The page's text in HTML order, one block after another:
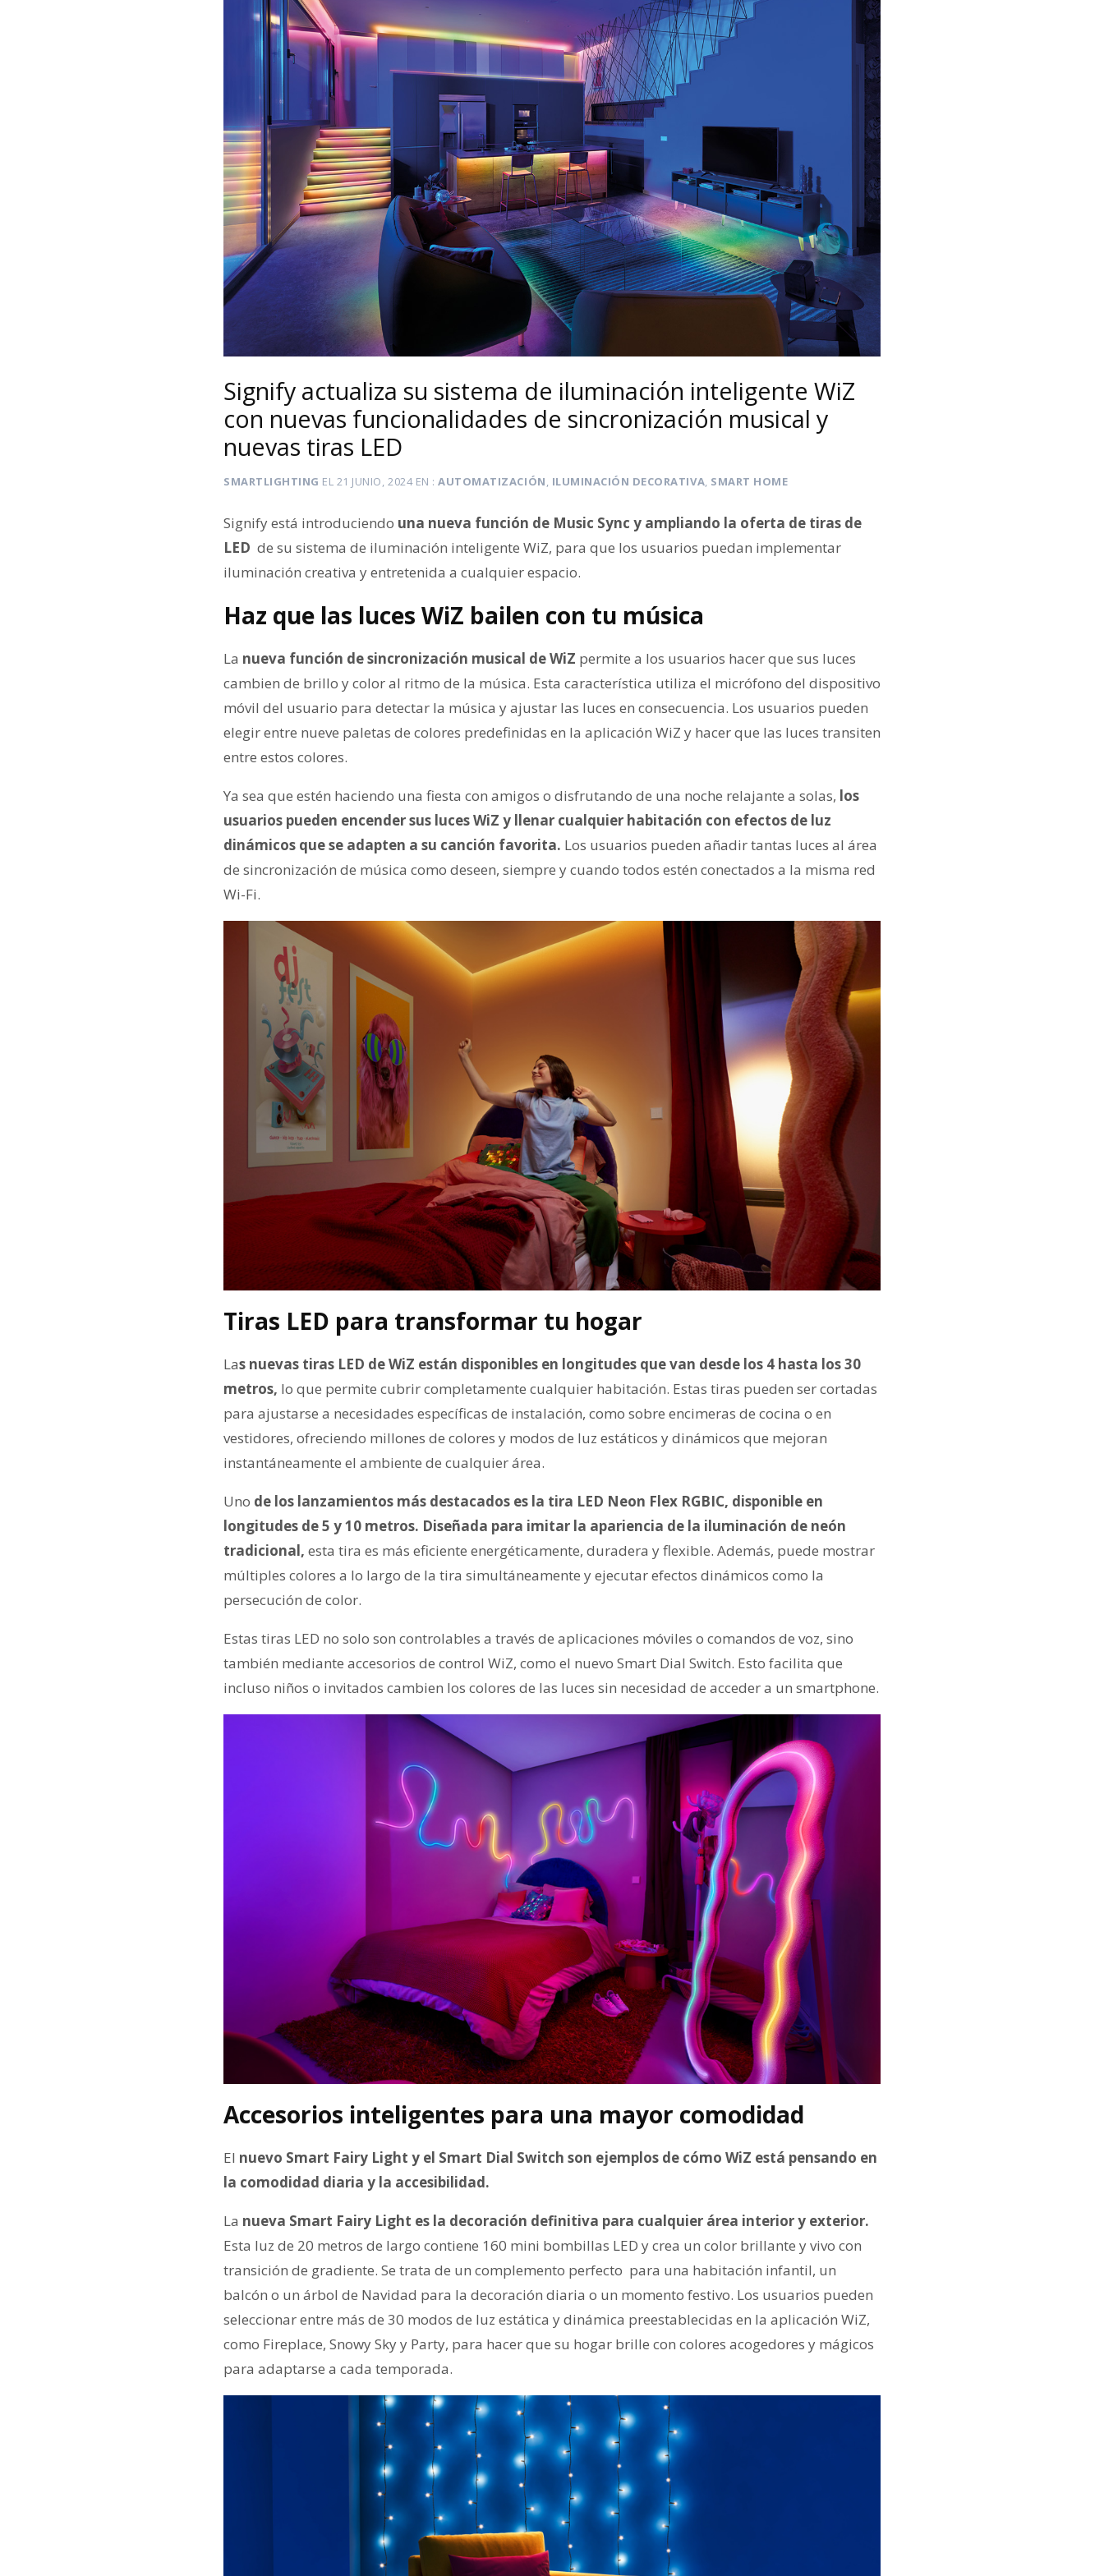
Signify actualiza su sistema de iluminación inteligente WiZ
con nuevas funcionalidades de sincronización musical y
nuevas tiras LED
SMARTLIGHTING EL 21 JUNIO, 2024EN AUTOMATIZACIÓN, ILUMINACIÓN DECORATIVA, SMART HOME
Signify está introduciendo una nueva función de Music Sync y ampliando la oferta de tiras de
LED de su sistema de iluminación inteligente WiZ, para que los usuarios puedan implementar
iluminación creativa y entretenida a cualquier espacio.
Haz que las luces WiZ bailen con tu música
La nueva función de sincronización musical de WiZ permite a los usuarios hacer que sus luces
cambien de brillo y color al ritmo de la música. Esta característica utiliza el micrófono del dispositivo
móvil del usuario para detectar la música y ajustar las luces en consecuencia. Los usuarios pueden
elegir entre nueve paletas de colores predefinidas en la aplicación WiZ y hacer que las luces transiten
entre estos colores.
Ya sea que estén haciendo una fiesta con amigos o disfrutando de una noche relajante a solas, los
usuarios pueden encender sus luces WiZ y llenar cualquier habitación con efectos de luz
dinámicos que se adapten a su canción favorita. Los usuarios pueden añadir tantas luces al área
de sincronización de música como deseen, siempre y cuando todos estén conectados a la misma red
Wi-Fi.
Tiras LED para transformar tu hogar
Las nuevas tiras LED de WiZ están disponibles en longitudes que van desde los 4 hasta los 30
metros, lo que permite cubrir completamente cualquier habitación. Estas tiras pueden ser cortadas
para ajustarse a necesidades específicas de instalación, como sobre encimeras de cocina o en
vestidores, ofreciendo millones de colores y modos de luz estáticos y dinámicos que mejoran
instantáneamente el ambiente de cualquier área.
Uno de los lanzamientos más destacados es la tira LED Neon Flex RGBIC, disponible en
longitudes de 5 y 10 metros. Diseñada para imitar la apariencia de la iluminación de neón
tradicional, esta tira es más eficiente energéticamente, duradera y flexible. Además, puede mostrar
múltiples colores a lo largo de la tira simultáneamente y ejecutar efectos dinámicos como la
persecución de color.
Estas tiras LED no solo son controlables a través de aplicaciones móviles o comandos de voz, sino
también mediante accesorios de control WiZ, como el nuevo Smart Dial Switch. Esto facilita que
incluso niños o invitados cambien los colores de las luces sin necesidad de acceder a un smartphone.
Accesorios inteligentes para una mayor comodidad
El nuevo Smart Fairy Light y el Smart Dial Switch son ejemplos de cómo WiZ está pensando en
la comodidad diaria y la accesibilidad.
La nueva Smart Fairy Light es la decoración definitiva para cualquier área interior y exterior.
Esta luz de 20 metros de largo contiene 160 mini bombillas LED y crea un color brillante y vivo con
transición de gradiente. Se trata de un complemento perfecto para una habitación infantil, un
balcón o un árbol de Navidad para la decoración diaria o un momento festivo. Los usuarios pueden
seleccionar entre más de 30 modos de luz estática y dinámica preestablecidas en la aplicación WiZ,
como Fireplace, Snowy Sky y Party, para hacer que su hogar brille con colores acogedores y mágicos
para adaptarse a cada temporada.